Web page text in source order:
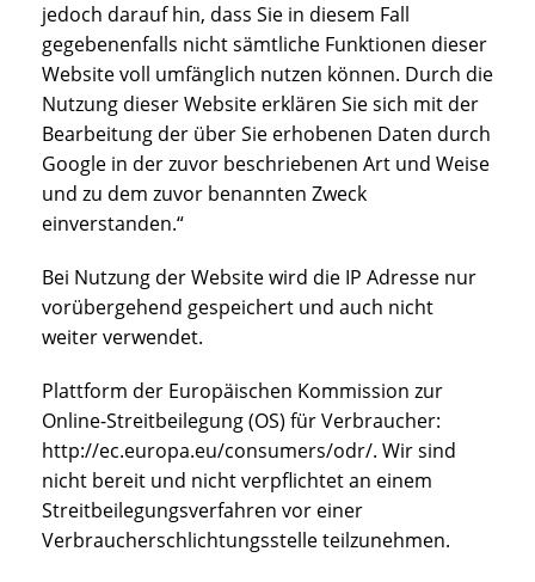
jedoch darauf hin, dass Sie in diesem Fall
gegebenenfalls nicht sämtliche Funktionen dieser
Website voll umfänglich nutzen können. Durch die
Nutzung dieser Website erklären Sie sich mit der
Bearbeitung der über Sie erhobenen Daten durch
Google in der zuvor beschriebenen Art und Weise
und zu dem zuvor benannten Zweck
einverstanden.“
Bei Nutzung der Website wird die IP Adresse nur
vorübergehend gespeichert und auch nicht
weiter verwendet.
Plattform der Europäischen Kommission zur
Online-Streitbeilegung (OS) für Verbraucher:
http://ec.europa.eu/consumers/odr/. Wir sind
nicht bereit und nicht verpflichtet an einem
Streitbeilegungsverfahren vor einer
Verbraucherschlichtungsstelle teilzunehmen.